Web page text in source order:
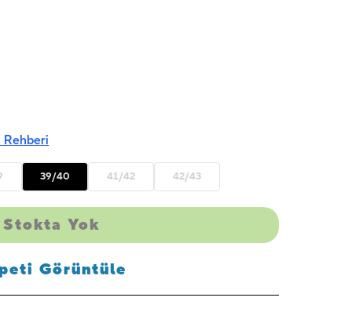
Rehberi
39/40 41/42 42/43
Stokta Yok
Görüntüle